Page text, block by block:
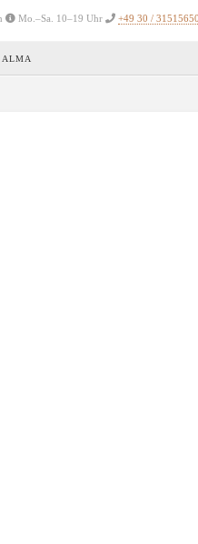
Mo.–Sa. 10–19 Uhr +49 30 / 31515650
ALMA